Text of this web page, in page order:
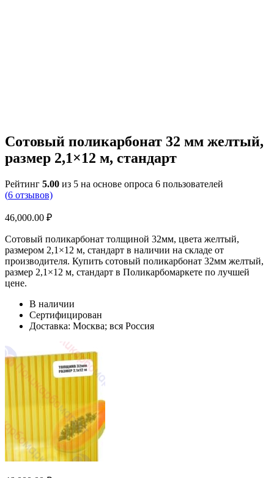
Сотовый поликарбонат 32 мм желтый,
размер 2,1×12 м, стандарт
Рейтинг 5.00 из 5 на основе опроса 6 пользователей
(6 отзывов)
46,000.00 ₽
Сотовый поликарбонат толщиной 32мм, цвета желтый,
размером 2,1×12 м, стандарт в наличии на складе от
производителя. Купить сотовый поликарбонат 32мм желтый,
размер 2,1×12 м, стандарт в Поликарбомаркете по лучшей
цене.
В наличии
Сертифицирован
Доставка: Москва; вся Россия